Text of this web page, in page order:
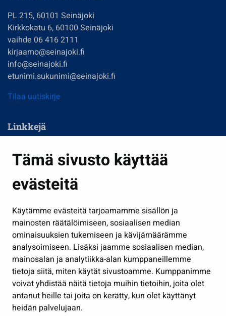
Tämä sivusto käyttää
evästeitä
Käytämme evästeitä tarjoamamme sisällön ja
mainosten räätälöimiseen, sosiaalisen median
ominaisuuksien tukemiseen ja kävijämäärämme
analysoimiseen. Lisäksi jaamme sosiaalisen median,
mainosalan ja analytiikka-alan kumppaneillemme
tietoja siitä, miten käytät sivustoamme. Kumppanimme
voivat yhdistää näitä tietoja muihin tietoihin, joita olet
antanut heille tai joita on kerätty, kun olet käyttänyt
heidän palvelujaan.
PL 215, 60101 Seinäjoki
Kirkkokatu 6, 60100 Seinäjoki
vaihde 06 416 2111
kirjaamo@seinajoki.fi
info@seinajoki.fi
etunimi.sukunimi@seinajoki.fi
Tilaa uutiskirje
Linkkejä
Kasvatus ja opetus
Kulttuuri ja liikunta
Työ ja yrittäminen
Osallistu ja asioi
Näytä omat evästeasetukseni
Seuraa meitä